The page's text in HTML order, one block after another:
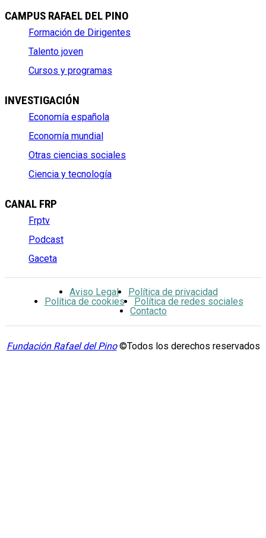
CAMPUS RAFAEL DEL PINO
Formación de Dirigentes
Talento joven
Cursos y programas
INVESTIGACIÓN
Economía española
Economía mundial
Otras ciencias sociales
Ciencia y tecnología
CANAL FRP
Frptv
Podcast
Gaceta
Aviso Legal
Política de privacidad
Política de cookies
Política de redes sociales
Contacto
Fundación Rafael del Pino©Todos los derechos reservados